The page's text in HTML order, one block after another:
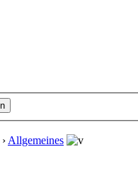
› Allgemeines